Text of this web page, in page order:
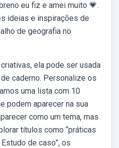
eu fiz e amei muito 💗.
ideias e inspirações de
de geografia no
ela pode ser usada
caderno. Personalize os
uma lista com 10
podem aparecer na sua
como um tema, mas
títulos como “práticas
de caso”, os